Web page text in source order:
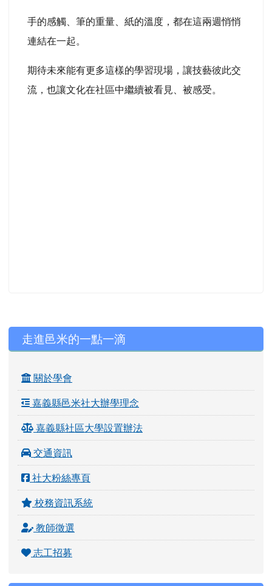
手的感觸、筆的重量、紙的溫度，都在這兩週悄悄
連結在一起。
期待未來能有更多這樣的學習現場，讓技藝彼此交
流，也讓文化在社區中繼續被看見、被感受。
左邊區域內容
走進邑米的一點一滴
關於學會
嘉義縣邑米社大辦學理念
嘉義縣社區大學設置辦法
交通資訊
社大粉絲專頁
校務資訊系統
教師徵選
志工招募